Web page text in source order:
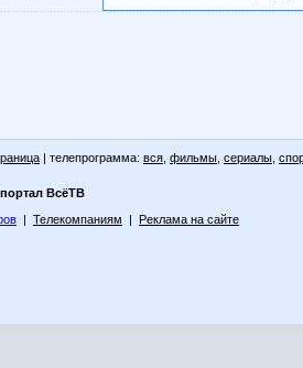
| телепрограмма: вся фильмы сериалы
ВсёТВ
| Телекомпаниям | Реклама на сайте